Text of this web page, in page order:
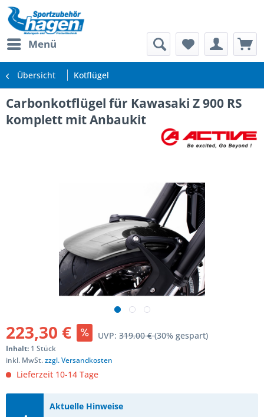
Menü
Übersicht Kotflügel
Carbonkotflügel für Kawasaki Z 900 RS
komplett mit Anbaukit
223,30 € UVP: 319,00 €(30% gespart)
Inhalt: 1 Stück
inkl. MwSt.zzgl. Versandkosten
Lieferzeit 10-14 Tage
Aktuelle Hinweise